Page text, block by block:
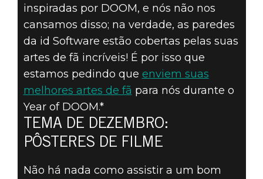
ENVIE SUA
ARTE DE FÃ DE
DOOM – TEMA
DE DEZEMBRO:
PÔSTERES DE
FILME
inspiradas por DOOM, e nós não nos
cansamos disso; na verdade, as paredes
da id Software estão cobertas pelas suas
artes de fã incríveis! É por isso que
estamos pedindo que enviem suas
melhores artes de fã para nós durante o
Year of DOOM.*
TEMA DE DEZEMBRO:
PÔSTERES DE FILME
Não há nada como assistir a um bom